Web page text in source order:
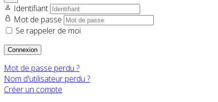
Identifiant
Mot de passe
Se rappeler de moi
Connexion
Mot de passe perdu ?
Nom d'utilisateur perdu ?
Créer un compte